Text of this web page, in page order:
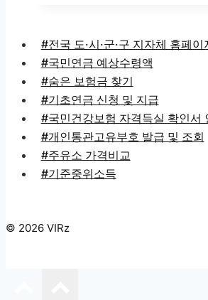
#전국 도·시·군·구 지자체 홈페
#국민연금 예상수령액
#숨은 보험금 찾기
#기초연금 신청 및 지급
#국민건강보험 자격득실 확인서
#개인통관고유부호 발급 및 조회
#주유소 가격비교
#기준중위소득
© 2026 VIRz